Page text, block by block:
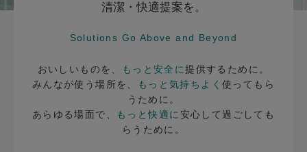
清潔・快適提案を。
Solutions Go Above and Beyond
おいしいものを、 もっと安全に提供するために。
みんなが使う場所を、
もっと気持ちよく使ってもら
うために。
あらゆる場面で、
もっと快適に安心して過ごしても
らうために。